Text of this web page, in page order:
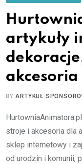
artykuły
BYARTYKUŁ
stroje i akcesoria dla
sklep internetowy i
od urodzin i komunii,